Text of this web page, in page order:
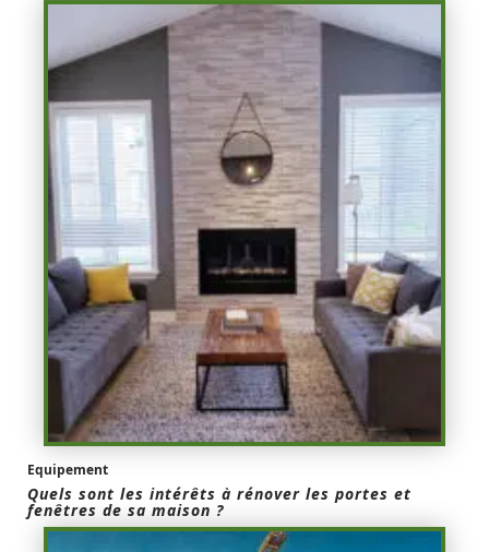
Equipement
Quels sont les intérêts à rénover les portes et
fenêtres de sa maison ?